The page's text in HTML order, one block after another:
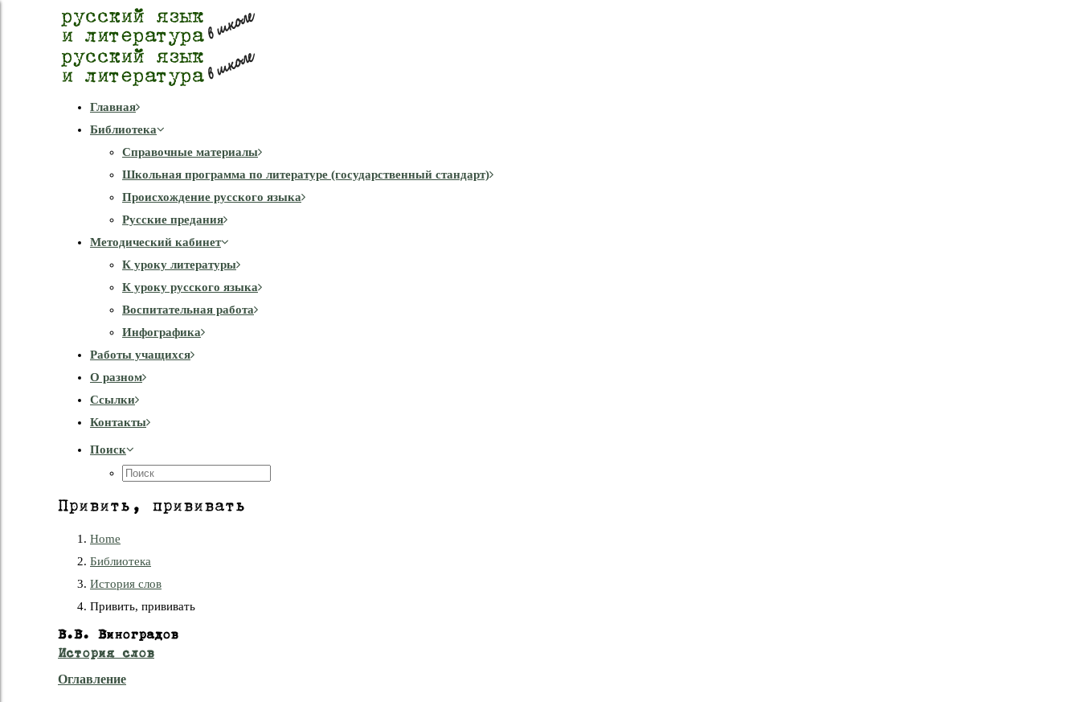
Главная
Библиотека
Справочные материалы
Школьная программа по литературе (государственный стандарт)
Происхождение русского языка
Русские предания
Методический кабинет
К уроку литературы
К уроку русского языка
Воспитательная работа
Инфографика
Работы учащихся
О разном
Cсылки
Контакты
Поиск
Привить, прививать
Home
Библиотека
История слов
Привить, прививать
В.В. Виноградов
История слов
Оглавление